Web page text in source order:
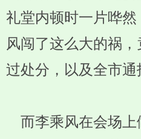
礼堂内顿时一片哗
风闯了这么大的祸
过处分，以及全市通
而李乘风在会场上